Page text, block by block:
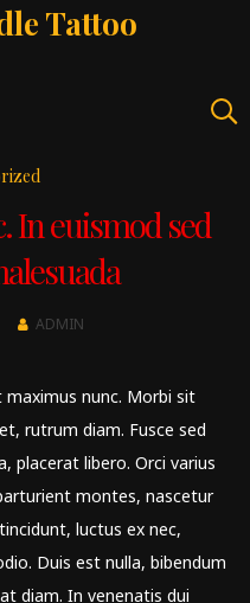
Tattoo
In euismod sed
ADMIN
maximus nunc. Morbi sit
rutrum diam. Fusce sed
placerat libero. Orci varius
montes, nascetur
luctus ex nec,
Duis est nulla, bibendum
diam. In venenatis dui